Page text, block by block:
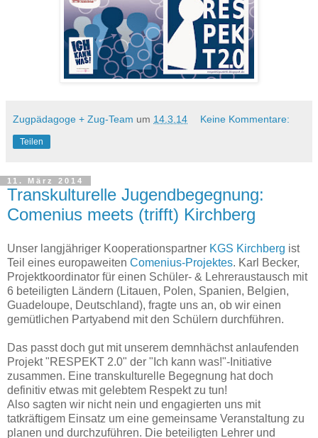
Zugpädagoge + Zug-Team um 14.3.14 Keine Kommentare:
Teilen
11. März 2014
Transkulturelle Jugendbegegnung:
Comenius meets (trifft) Kirchberg
Unser langjähriger Kooperationspartner KGS Kirchberg ist
Teil eines europaweiten Comenius-Projektes. Karl Becker,
Projektkoordinator für einen Schüler- & Lehreraustausch mit
6 beteiligten Ländern (Litauen, Polen, Spanien, Belgien,
Guadeloupe, Deutschland), fragte uns an, ob wir einen
gemütlichen Partyabend mit den Schülern durchführen.
Das passt doch gut mit unserem demnhächst anlaufenden
Projekt "RESPEKT 2.0" der "Ich kann was!"-Initiative
zusammen. Eine transkulturelle Begegnung hat doch
definitiv etwas mit gelebtem Respekt zu tun!
Also sagten wir nicht nein und engagierten uns mit
tatkräftigem Einsatz um eine gemeinsame Veranstaltung zu
planen und durchzuführen. Die beteiligten Lehrer und